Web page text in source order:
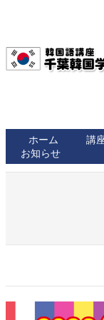
ス
キ
ホーム 講
お知らせ